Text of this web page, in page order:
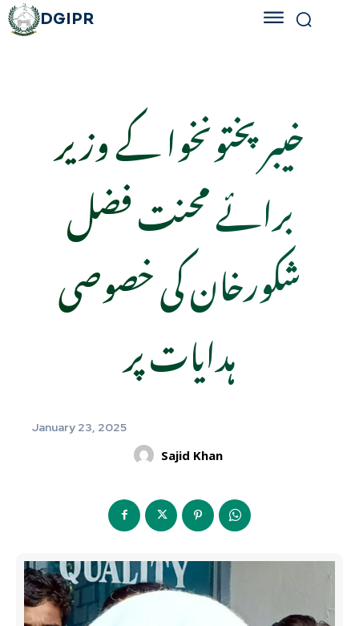
DGIPR
خیبر پختونخوا کے وزیر
برائے محنت فضل
شکورخان کی خصوصی
ہدایات پر
January 23, 2025
Sajid Khan